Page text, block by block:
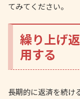
てみてください。
繰り上げ
用する
長期的に返済を続け